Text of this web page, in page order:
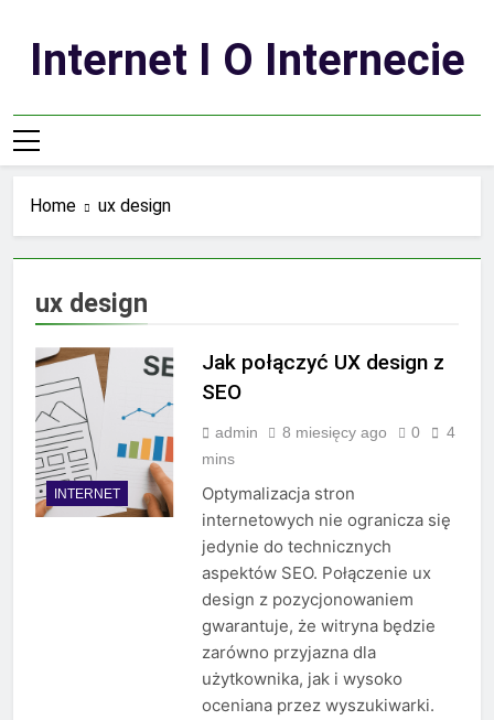
contentInternet I O Internecie
Home ux design
ux design
INTERNET
Jak połączyć UX design z
SEO
admin 8 miesięcy ago 0
4
mins
Optymalizacja stron
internetowych nie ogranicza się
jedynie do technicznych
aspektów SEO. Połączenie ux
design z pozycjonowaniem
gwarantuje, że witryna będzie
zarówno przyjazna dla
użytkownika, jak i wysoko
oceniana przez wyszukiwarki.